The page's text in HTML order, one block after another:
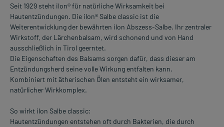
Seit 1929 steht ilon® für natürliche Wirksamkeit bei
Hautentzündungen. Die ilon® Salbe classic ist die
Weiterentwicklung der bewährten ilon Abszess-Salbe. Ihr zentraler
Wirkstoff, der Lärchenbalsam, wird schonend und von Hand
ausschließlich in Tirol geerntet.
Die Eigenschaften des Balsams sorgen dafür, dass dieser am
Entzündungsherd seine volle Wirkung entfalten kann.
Kombiniert mit ätherischen Ölen entsteht ein wirksamer,
natürlicher Wirkkomplex.
So wirkt ilon Salbe classic:
Hautentzündungen entstehen oft durch Bakterien, die durch